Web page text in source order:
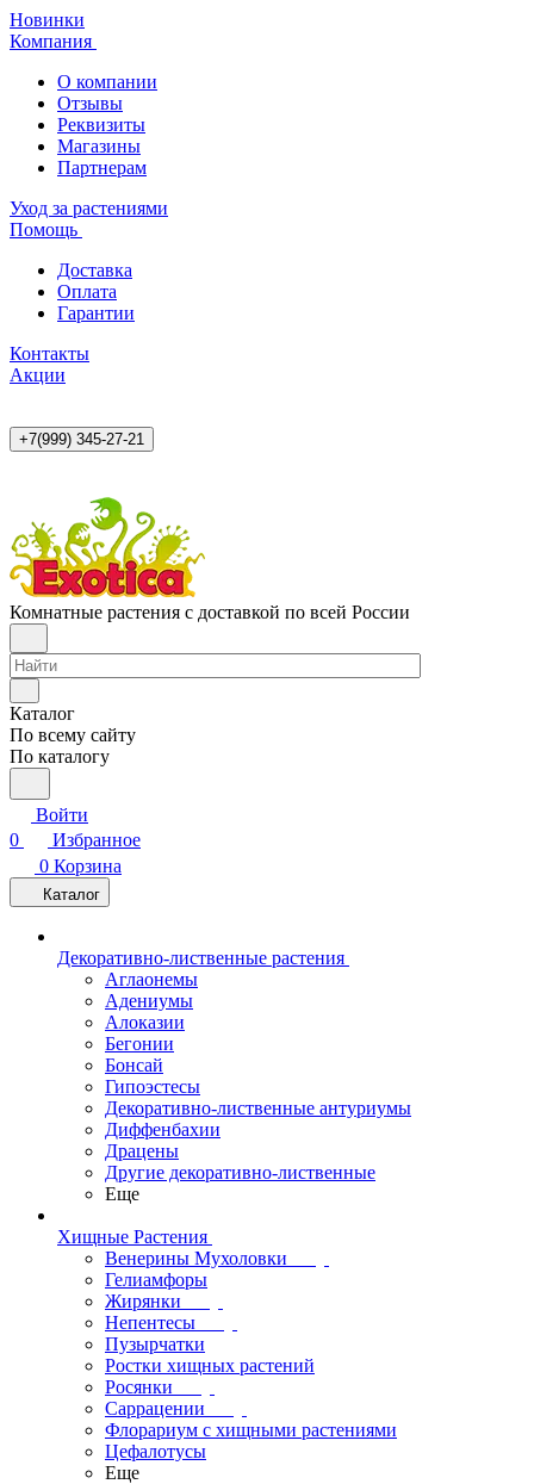
Новинки
Компания
О компании
Отзывы
Реквизиты
Магазины
Партнерам
Уход за растениями
Помощь
Доставка
Оплата
Гарантии
Контакты
Акции
+7(999) 345-27-21
Комнатные растения с доставкой по всей России
Каталог
По всему сайту
По каталогу
Войти
0
Избранное
0 Корзина
Каталог
Декоративно-лиственные растения
Аглаонемы
Адениумы
Алоказии
Бегонии
Бонсай
Гипоэстесы
Декоративно-лиственные антуриумы
Диффенбахии
Драцены
Другие декоративно-лиственные
Еще
Хищные Растения
Венерины Мухоловки
Гелиамфоры
Жирянки
Непентесы
Пузырчатки
Ростки хищных растений
Росянки
Саррацении
Флорариум с хищными растениями
Цефалотусы
Еще